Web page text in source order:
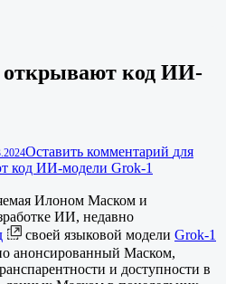
код ИИ-
Оставить комментарий для
код ИИ-модели Grok-1
Илоном Маском и
ИИ, недавно
своей языковой модели Grok-1
анонсированный Маском,
и доступности в